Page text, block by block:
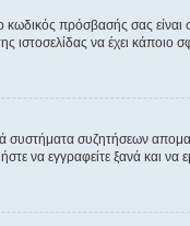
πρόσβασής σας είναι
ιστοσελίδας να έχει κάποιο
συστήματα συζητήσεων
να εγγραφείτε ξανά και να